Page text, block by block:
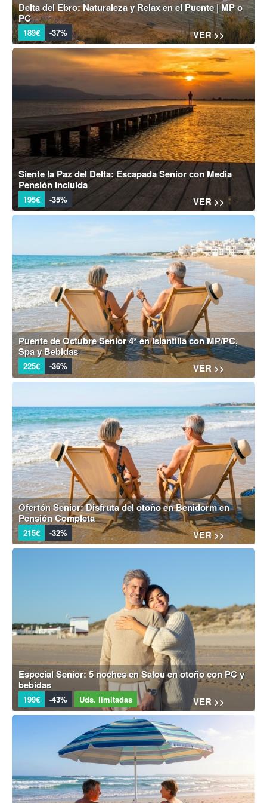
Delta del Ebro: Naturaleza y Relax en el Puente | MP o
PC
189€ -37% VER >>
Siente la Paz del Delta: Escapada Senior con Media
Pensión Incluida
195€ -35% VER >>
Puente de Octubre Senior 4* en Islantilla con MP/PC,
Spa y Bebidas
225€ -36% VER >>
Ofertón Senior: Disfruta del otoño en Benidorm en
Pensión Completa
215€ -32% VER >>
Especial Senior: 5 noches en Salou en otoño con PC y
bebidas
199€ -43% Uds. limitadas VER >>